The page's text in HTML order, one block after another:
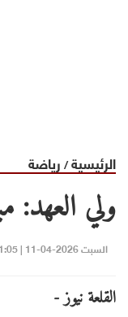
الرئيسية/ رياضة
ولي
السبت 2026-04-11 | 01:05 am
القلعة نيوز -